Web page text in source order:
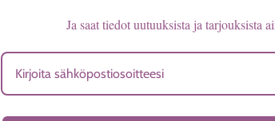
Ja saat tiedot uutuuksista ja tarjouksista